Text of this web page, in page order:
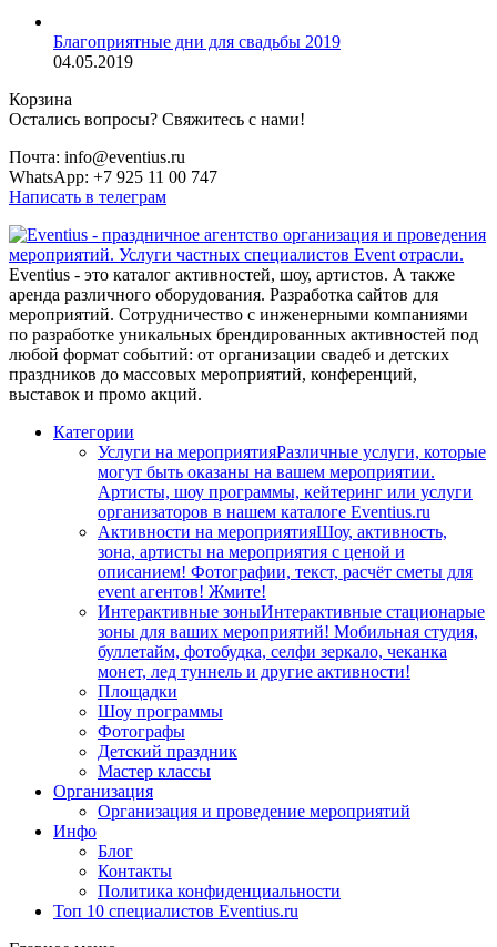
Благоприятные дни для свадьбы 2019
04.05.2019
Корзина
Остались вопросы? Свяжитесь с нами!
Почта: info@eventius.ru
WhatsApp: +7 925 11 00 747
Написать в телеграм
Eventius - это каталог активностей, шоу, артистов. А также
аренда различного оборудования. Разработка сайтов для
мероприятий. Сотрудничество с инженерными компаниями
по разработке уникальных брендированных активностей под
любой формат событий: от организации свадеб и детских
праздников до массовых мероприятий, конференций,
выставок и промо акций.
Категории
Услуги на мероприятияРазличные услуги, которые
могут быть оказаны на вашем мероприятии.
Артисты, шоу программы, кейтеринг или услуги
организаторов в нашем каталоге Eventius.ru
Активности на мероприятияШоу, активность,
зона, артисты на мероприятия с ценой и
описанием! Фотографии, текст, расчёт сметы для
event агентов! Жмите!
Интерактивные зоныИнтерактивные стационарые
зоны для ваших мероприятий! Мобильная студия,
буллетайм, фотобудка, селфи зеркало, чеканка
монет, лед туннель и другие активности!
Площадки
Шоу программы
Фотографы
Детский праздник
Мастер классы
Организация
Организация и проведение мероприятий
Инфо
Блог
Контакты
Политика конфиденциальности
Топ 10 специалистов Eventius.ru